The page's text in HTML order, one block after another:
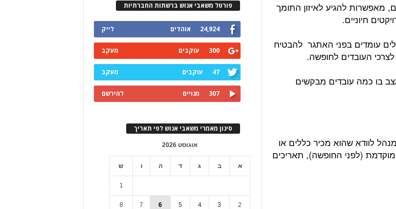
מאפשרות להגיע לאיזון התומך
חיוניים.
עומדים בפני האתגר להבטיח
העובדים לחופשה.
במצב בו כמה עובדים מבקשים
לוודא שהוא מכיר כללים או
(לפני החופשה), תאריכים
פורטל משאבי אנוש ברשתות החברתיות
24,924 אוהדים לייק
300 עוקבים מעקב
47 עוקבים מעקב
307 מנויים להירשם
סינון מאמרי משאבי אנוש לפי תאריך
אוגוסט 2026
א ב ג ד ה ו ש
1
2
3
4
5
6
7
8